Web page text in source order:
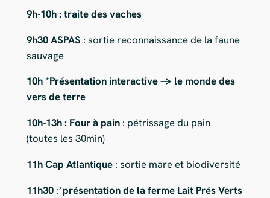
9h-10h :traite des vaches
9h30ASPAS : sortie reconnaissance de la faune
sauvage
10h*Présentation interactive -> le monde des
vers de terre
10h-13h : Four à pain: pétrissage du pain
(toutes les 30min)
11hCap Atlantique: sortie mare et biodiversité
11h30:*présentation de la ferme Lait Prés Verts